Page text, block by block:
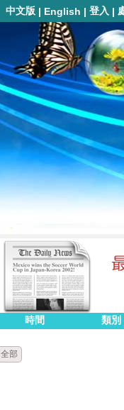
中文版 | English | 登入 |
時間 類別
全部